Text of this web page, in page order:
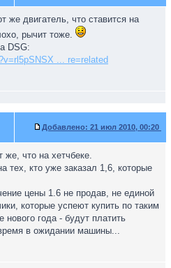
же двигатель, что ставится на
рычит тоже.
DSG:
... re=related
Добавлено: 21 июл 2010, 00:20
же, что на хетчбеке.
тех, кто уже заказал 1,6, которые
цены 1.6 не продав, не единой
которые успеют купить по таким
нового года - будут платить
в ожидании машины...